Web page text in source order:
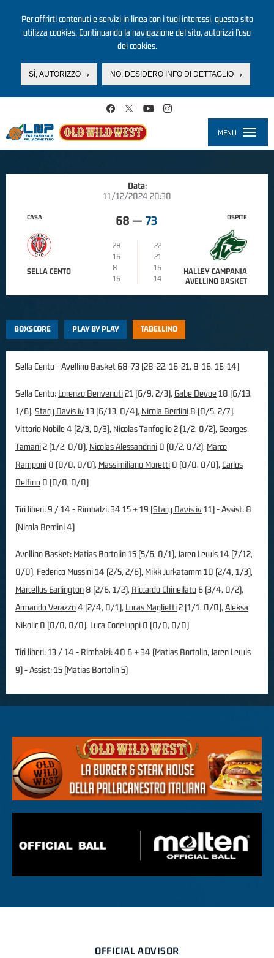
Per offrirti contenuti e servizi in linea con i tuoi interessi, questo sito
utilizza cookies. Continuando la navigazione del sito, autorizzi l’uso
dei cookies.
SÌ, AUTORIZZO NO, DESIDERO INFO DI DETTAGLIO
MENU
Data:
11/12/2024 20:30
CASA
SELLA CENTO
68 — 73
28
22
16
21
8
16
16
14
OSPITE
HALLEY CAMPANIA
AVELLINO BASKET
BOXSCORE PLAY BY PLAY TABELLINO
Sella Cento - Avellino Basket 68-73 (28-22, 16-21, 8-16, 16-14)
Sella Cento: Lorenzo Benvenuti21 (6/9, 2/3), Gabe Devoe18 (6/13,
1/6), Stacy Davis iv13 (6/13, 0/4), Nicola Berdini 8 (0/5, 2/7),
Vittorio Nobile4 (2/3, 0/3), Nicolas Tanfoglio2 (1/2, 0/2), Georges
Tamani2 (1/2, 0/0), Nicolas Alessandrini 0 (0/2, 0/2), Marco
Ramponi 0 (0/0, 0/0), Massimiliano Moretti 0 (0/0, 0/0), Carlos
Delfino 0 (0/0, 0/0)
Tiri liberi: 9 / 14 - Rimbalzi: 34 15 + 19 (Stacy Davis iv11) - Assist: 8
(Nicola Berdini4)
Avellino Basket: Matias Bortolin15 (5/6, 0/1), Jaren Lewis14 (7/12,
0/0), Federico Mussini14 (2/5, 2/6), Mikk Jurkatamm 10 (2/4, 1/3),
Marcellus Earlington 8 (2/6, 1/2), Riccardo Chinellato 6 (3/4, 0/2),
Armando Verazzo4 (2/4, 0/1), Lucas Maglietti2 (1/1, 0/0), Aleksa
Nikolic0 (0/0, 0/0), Luca Codeluppi 0 (0/0, 0/0)
Tiri liberi: 13 / 14 - Rimbalzi: 40 6 + 34 (Matias Bortolin, Jaren Lewis
9) - Assist: 15 (Matias Bortolin5)
OFFICIAL ADVISOR